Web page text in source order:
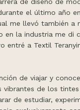
el último año
me llevó también a
en la industria me di
entré a Textil
de viajar y
vibrantes de los
de estudiar,